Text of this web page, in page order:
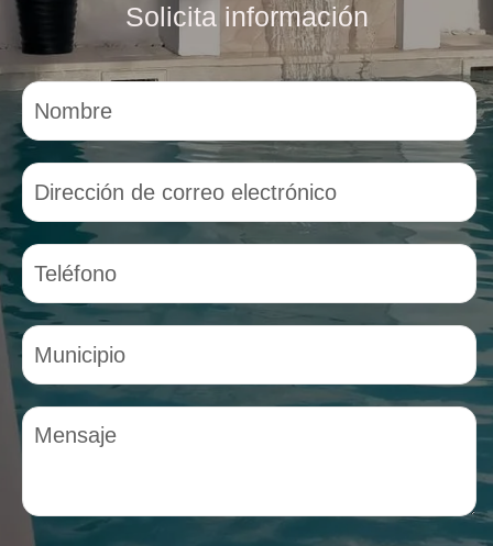
Solicita información